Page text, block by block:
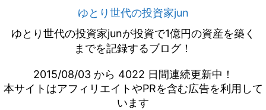
ゆとり世代の投資家jun
ゆとり世代の投資家junが投資で1億円の資産を築く
までを記録するブログ！
2015/08/03 から 4022 日間連続更新中！
本サイトはアフィリエイトやPRを含む広告を利用して
います